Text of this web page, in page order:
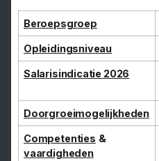
Beroepsgroep
Opleidingsniveau
Salarisindicatie 2026
Doorgroeimogelijkheden
Competenties &
vaardigheden